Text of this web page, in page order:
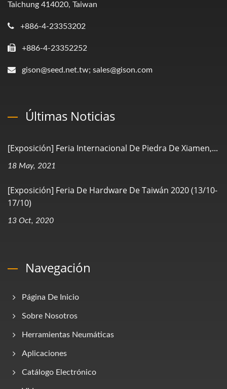
Taichung 414020, Taiwan
+886-4-23353202
+886-4-23352252
gison@seed.net.tw; sales@gison.com
Últimas Noticias
[Exposición] Feria Internacional De Piedra De Xiamen,...
18 May, 2021
[Exposición] Feria De Hardware De Taiwán 2020 (13/10-
17/10)
13 Oct, 2020
Navegación
Página De Inicio
Sobre Nosotros
Herramientas Neumáticas
Aplicaciones
Catálogo Electrónico